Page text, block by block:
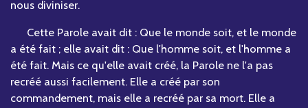
nous diviniser.
Cette Parole avait dit : Que le monde soit, et le monde
a été fait ; elle avait dit : Que l'homme soit, et l'homme a
été fait. Mais ce qu'elle avait créé, la Parole ne l'a pas
recréé aussi facilement. Elle a créé par son
commandement, mais elle a recréé par sa mort. Elle a